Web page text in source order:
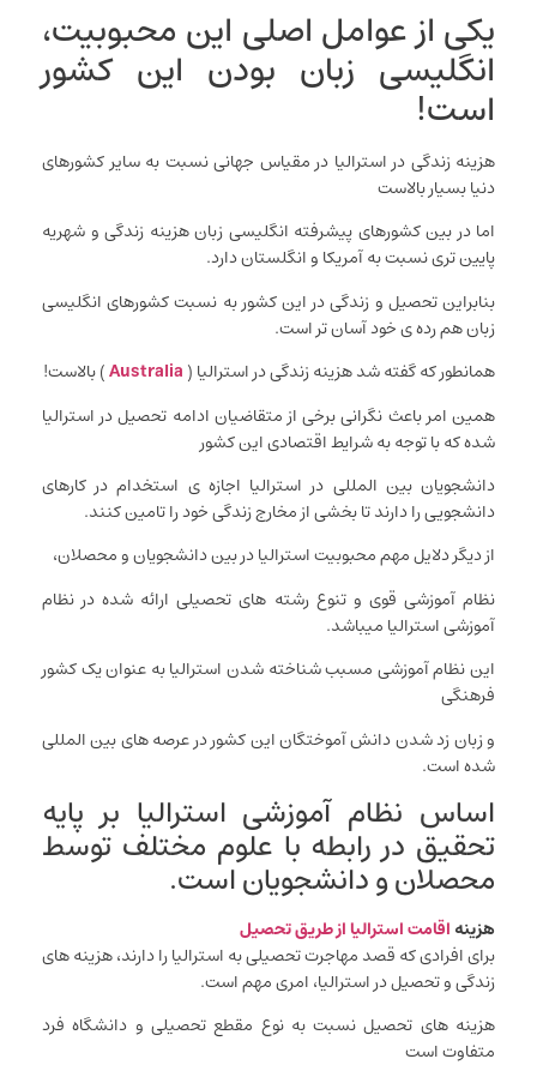
یکی از عوامل اصلی این محبوبیت،
انگلیسی زبان بودن این کشور
است!
هزینه زندگی در استرالیا در مقیاس جهانی نسبت به سایر کشورهای
دنیا بسیار بالاست
اما در بین کشورهای پیشرفته انگلیسی زبان هزینه زندگی و شهریه
پایین تری نسبت به آمریکا و انگلستان دارد.
بنابراین تحصیل و زندگی در این کشور به نسبت کشورهای انگلیسی
زبان هم رده ی خود آسان تر است.
همانطور که گفته شد هزینه زندگی در استرالیا ( Australia) بالاست!
همین امر باعث نگرانی برخی از متقاضیان ادامه تحصیل در استرالیا
شده که با توجه به شرایط اقتصادی این کشور
دانشجویان بین المللی در استرالیا اجازه ی استخدام در کارهای
دانشجویی را دارند تا بخشی از مخارج زندگی خود را تامین کنند.
از دیگر دلایل مهم محبوبیت استرالیا در بین دانشجویان و محصلان،
نظام آموزشی قوی و تنوع رشته های تحصیلی ارائه شده در نظام
آموزشی استرالیا میباشد.
این نظام آموزشی مسبب شناخته شدن استرالیا به عنوان یک کشور
فرهنگی
و زبان زد شدن دانش آموختگان این کشور در عرصه های بین المللی
شده است.
اساس نظام آموزشی استرالیا بر پایه
تحقیق در رابطه با علوم مختلف توسط
محصلان و دانشجویان است.
هزینه اقامت استرالیا از طریق تحصیل
برای افرادی که قصد مهاجرت تحصیلی به استرالیا را دارند، هزینه های
زندگی و تحصیل در استرالیا، امری مهم است.
هزینه های تحصیل نسبت به نوع مقطع تحصیلی و دانشگاه فرد
متفاوت است